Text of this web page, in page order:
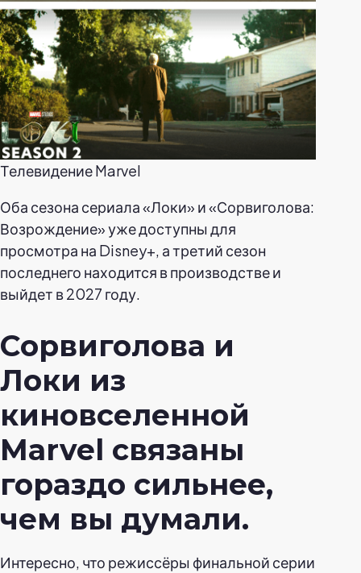
Телевидение Marvel
Оба сезона сериала «Локи» и «Сорвиголова:
Возрождение» уже доступны для
просмотра на Disney+, а третий сезон
последнего находится в производстве и
выйдет в 2027 году.
Сорвиголова и
Локи из
киновселенной
Marvel связаны
гораздо сильнее,
чем вы думали.
Интересно, что режиссёры финальной серии